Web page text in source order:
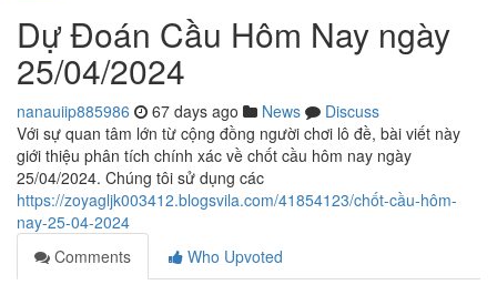
Dự Đoán Cầu Hôm Nay ngày
25/04/2024
nanauiip885986 67 days ago News
Discuss
Với sự quan tâm lớn từ cộng đồng người chơi lô đề, bài viết này
giới thiệu phân tích chính xác về chốt cầu hôm nay ngày
25/04/2024. Chúng tôi sử dụng các
https://zoyagljk003412.blogsvila.com/41854123/chốt-cầu-hôm-
nay-25-04-2024
Comments
Who Upvoted